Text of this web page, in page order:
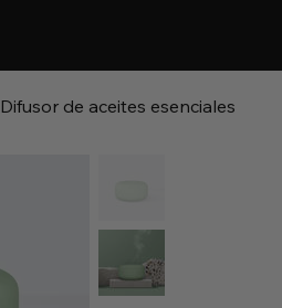
Difusor de aceites esenciales